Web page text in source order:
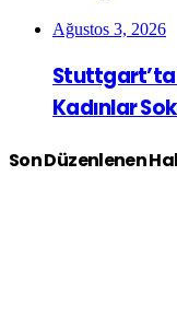
Ağustos 3, 2026
Stuttgart’ta
Kadınlar
Son Düzenlenen